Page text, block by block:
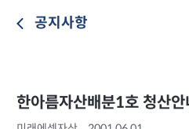
공지사항
한아름자산배분1호 청산안